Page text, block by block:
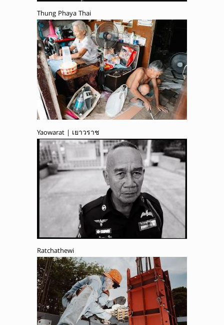
Thung Phaya Thai
Yaowarat | เยาวราช
Ratchathewi